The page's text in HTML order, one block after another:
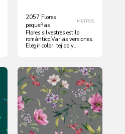
2057 Flores
pequeñas
METROS
Flores silvestres estilo
romántico.Varias versiones.
Elegir color, tejido y